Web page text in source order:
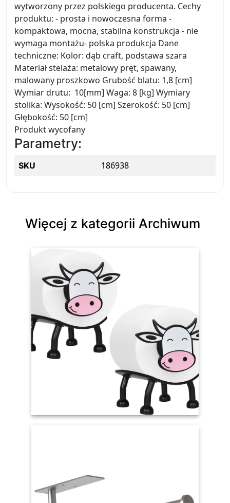
wytworzony przez polskiego producenta. Cechy
produktu: - prosta i nowoczesna forma -
kompaktowa, mocna, stabilna konstrukcja - nie
wymaga montażu- polska produkcja Dane
techniczne: Kolor: dąb craft, podstawa szara
Materiał stelaża: metalowy pręt, spawany,
malowany proszkowo Grubość blatu: 1,8 [cm]
Wymiar drutu: 10[mm] Waga: 8 [kg] Wymiary
stolika: Wysokość: 50 [cm] Szerokość: 50 [cm]
Głębokość: 50 [cm]
Produkt wycofany
Parametry:
SKU 186938
Więcej z kategorii Archiwum